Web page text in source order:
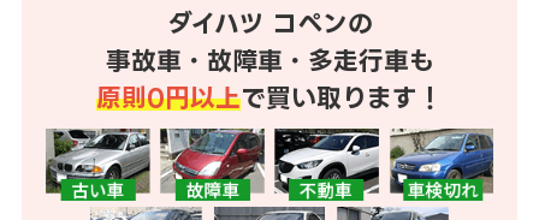
ダイハツ コペンの
事故車・故障車・多走行車も
原則0円以上で買い取ります！